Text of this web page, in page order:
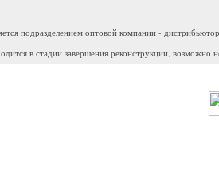
подразделением оптовой компании -
в стадии завершения реконструкции, возможно